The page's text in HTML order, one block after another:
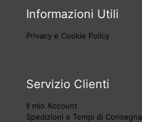
Informazioni Utili
Privacy e Cookie Policy
Servizio Clienti
Il mio Account
Spedizioni e Tempi di Consegna